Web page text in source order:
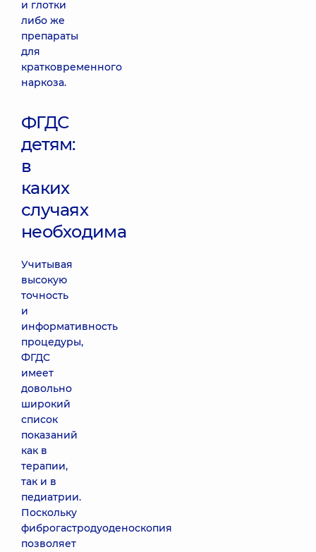
и глотки
либо же
препараты
для
кратковременного
наркоза.
ФГДС
детям:
в
каких
случаях
необходима
Учитывая
высокую
точность
и
информативность
процедуры,
ФГДС
имеет
довольно
широкий
список
показаний
как в
терапии,
так и в
педиатрии.
Поскольку
фиброгастродуоденоскопия
позволяет